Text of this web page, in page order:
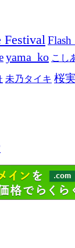
Festival
yama_ko こし
未乃タイキ 桜実